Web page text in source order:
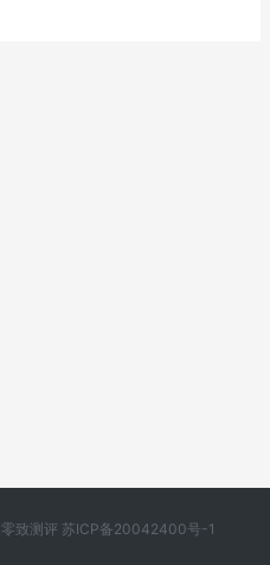
零致测评 苏ICP备20042400号-1